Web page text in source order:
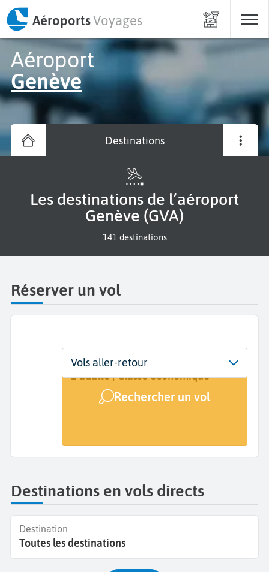
AéroportsVoyages
Aéroport
Genève
Destinations
Les destinations de l’aéroport
Genève (GVA)
141 destinations
Réserver un vol
Départ
Genève (GVA)
Dates
Dates de votre voyage
Voyageurs | Classe
1 adulte | Classe économique
Rechercher un vol
Vols aller-retour
Destinations en vols directs
Destination
Toutes les destinations